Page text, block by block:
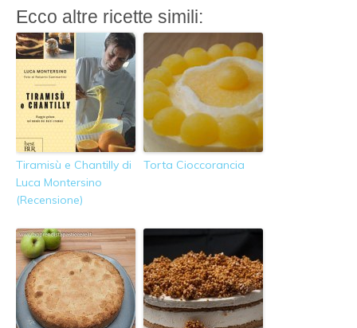
Ecco altre ricette simili:
Tiramisù e Chantilly di
Luca Montersino
(Recensione)
Torta Cioccorancia